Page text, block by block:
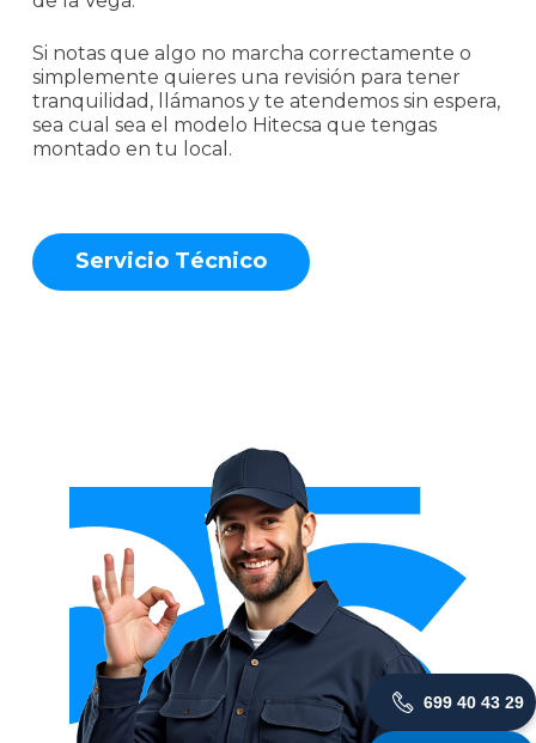
Si notas que algo no marcha correctamente o
simplemente quieres una revisión para tener
tranquilidad, llámanos y te atendemos sin espera,
sea cual sea el modelo Hitecsa que tengas
montado en tu local.
Servicio Técnico
699 40 43 29